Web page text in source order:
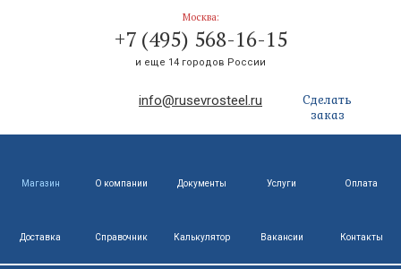
Москва:
+7 (495) 568-16-15
и еще 14 городов России
info@rusevrosteel.ru
Сделать
заказ
Магазин О компании Документы Услуги Оплата
Доставка Справочник Калькулятор Вакансии Контакты